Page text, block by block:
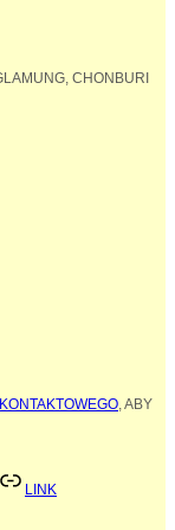
CHONBURI
, ABY
LINK